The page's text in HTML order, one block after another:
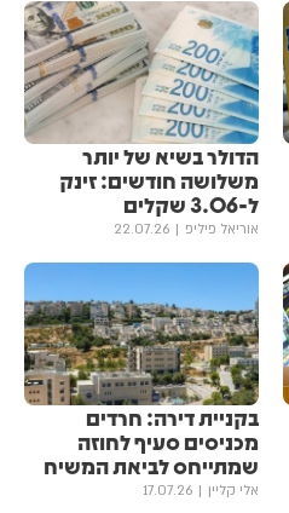
הדולר בשיא של יותר
משלושה חודשים: זינק
ל-3.06 שקלים
אוריאל פיליפ 22.07.26
בקניית דירה: חרדים
מכניסים סעיף לחוזה
שמתייחס לביאת המשיח
אלי קליין 17.07.26